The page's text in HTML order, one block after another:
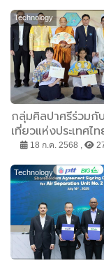
ไวเซส” หนุนเป้า
Zero
Technology
กลุ่มศิลปาศรีร่วมกั
เที่ยวแห่งประเทศไ
บวร ๑๐ นิทรรศก
เฉลิมพระเกียรติ
สมเด็จพระวชิรเกล้
และการประกวดวา
พัดจีบครั้งที่ 2/
โครงการ
18 ก.ค. 2568 ,
Technology